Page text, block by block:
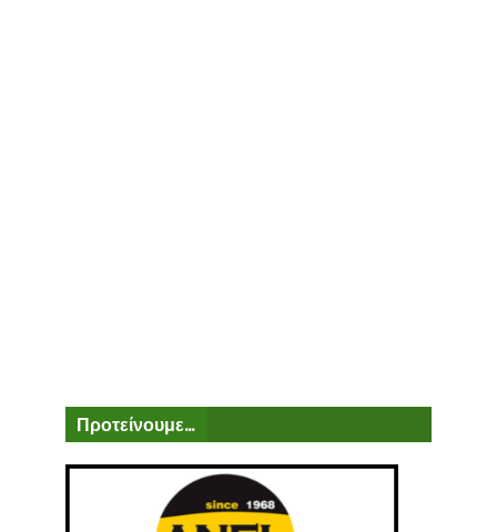
Προτείνουμε...